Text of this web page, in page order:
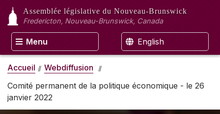
Assemblée législative du Nouveau-Brunswick
Fredericton, Nouveau-Brunswick, Canada
Menu English
Accueil
Webdiffusion
Comité permanent de la politique économique - le 26
janvier 2022